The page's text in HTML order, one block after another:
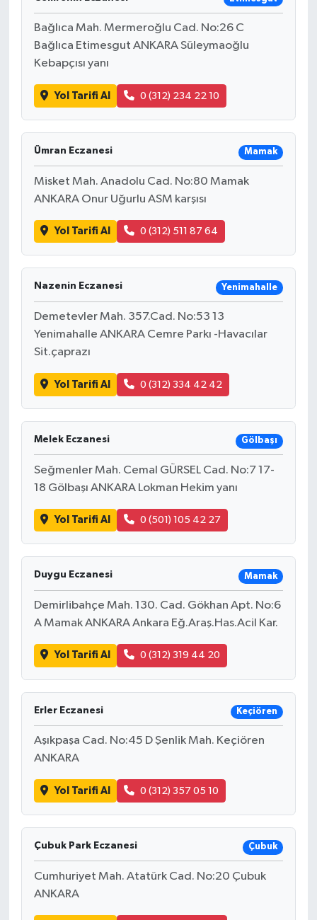
Bağlıca Mah. Mermeroğlu Cad. No:26 C
Bağlıca Etimesgut ANKARA Süleymaoğlu
Kebapçısı yanı
Yol Tarifi Al 0 (312) 234 22 10
Ümran Eczanesi Mamak
Misket Mah. Anadolu Cad. No:80 Mamak
ANKARA Onur Uğurlu ASM karşısı
Yol Tarifi Al 0 (312) 511 87 64
Nazenin Eczanesi Yenimahalle
Demetevler Mah. 357.Cad. No:53 13
Yenimahalle ANKARA Cemre Parkı -Havacılar
Sit.çaprazı
Yol Tarifi Al 0 (312) 334 42 42
Melek Eczanesi Gölbaşı
Seğmenler Mah. Cemal GÜRSEL Cad. No:7 17-
18 Gölbaşı ANKARA Lokman Hekim yanı
Yol Tarifi Al 0 (501) 105 42 27
Duygu Eczanesi Mamak
Demirlibahçe Mah. 130. Cad. Gökhan Apt. No:6
A Mamak ANKARA Ankara Eğ.Araş.Has.Acil Kar.
Yol Tarifi Al 0 (312) 319 44 20
Erler Eczanesi Keçiören
Aşıkpaşa Cad. No:45 D Şenlik Mah. Keçiören
ANKARA
Yol Tarifi Al 0 (312) 357 05 10
Çubuk Park Eczanesi Çubuk
Cumhuriyet Mah. Atatürk Cad. No:20 Çubuk
ANKARA